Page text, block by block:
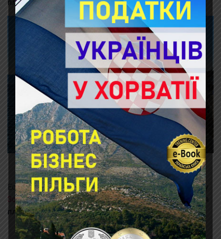
пляж Veli Most
Пляж Veli Most, Bol
Если обогнуть порт и продолжать двигаться в сторону
Золотого Мыса, то около Кейт -школы нам встретятся
пляжи Borakи дальшепляж Potočine